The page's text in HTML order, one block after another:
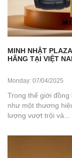
MINH NHẬT
HÃNG TẠI VIỆT
Monday: 07/04/2025
Trong thế giới đồng
như một thương
lượng vượt trội và...